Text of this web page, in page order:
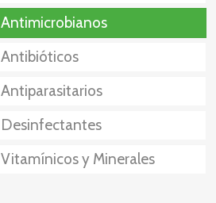
Antimicrobianos
Antibióticos
Antiparasitarios
Externos
Internos
Desinfectantes
Vitamínicos y Minerales